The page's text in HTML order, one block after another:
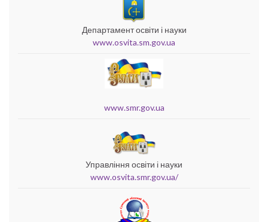
Департамент освіти і науки
www.osvita.sm.gov.ua
www.smr.gov.ua
Управління освіти і науки
www.osvita.smr.gov.ua/